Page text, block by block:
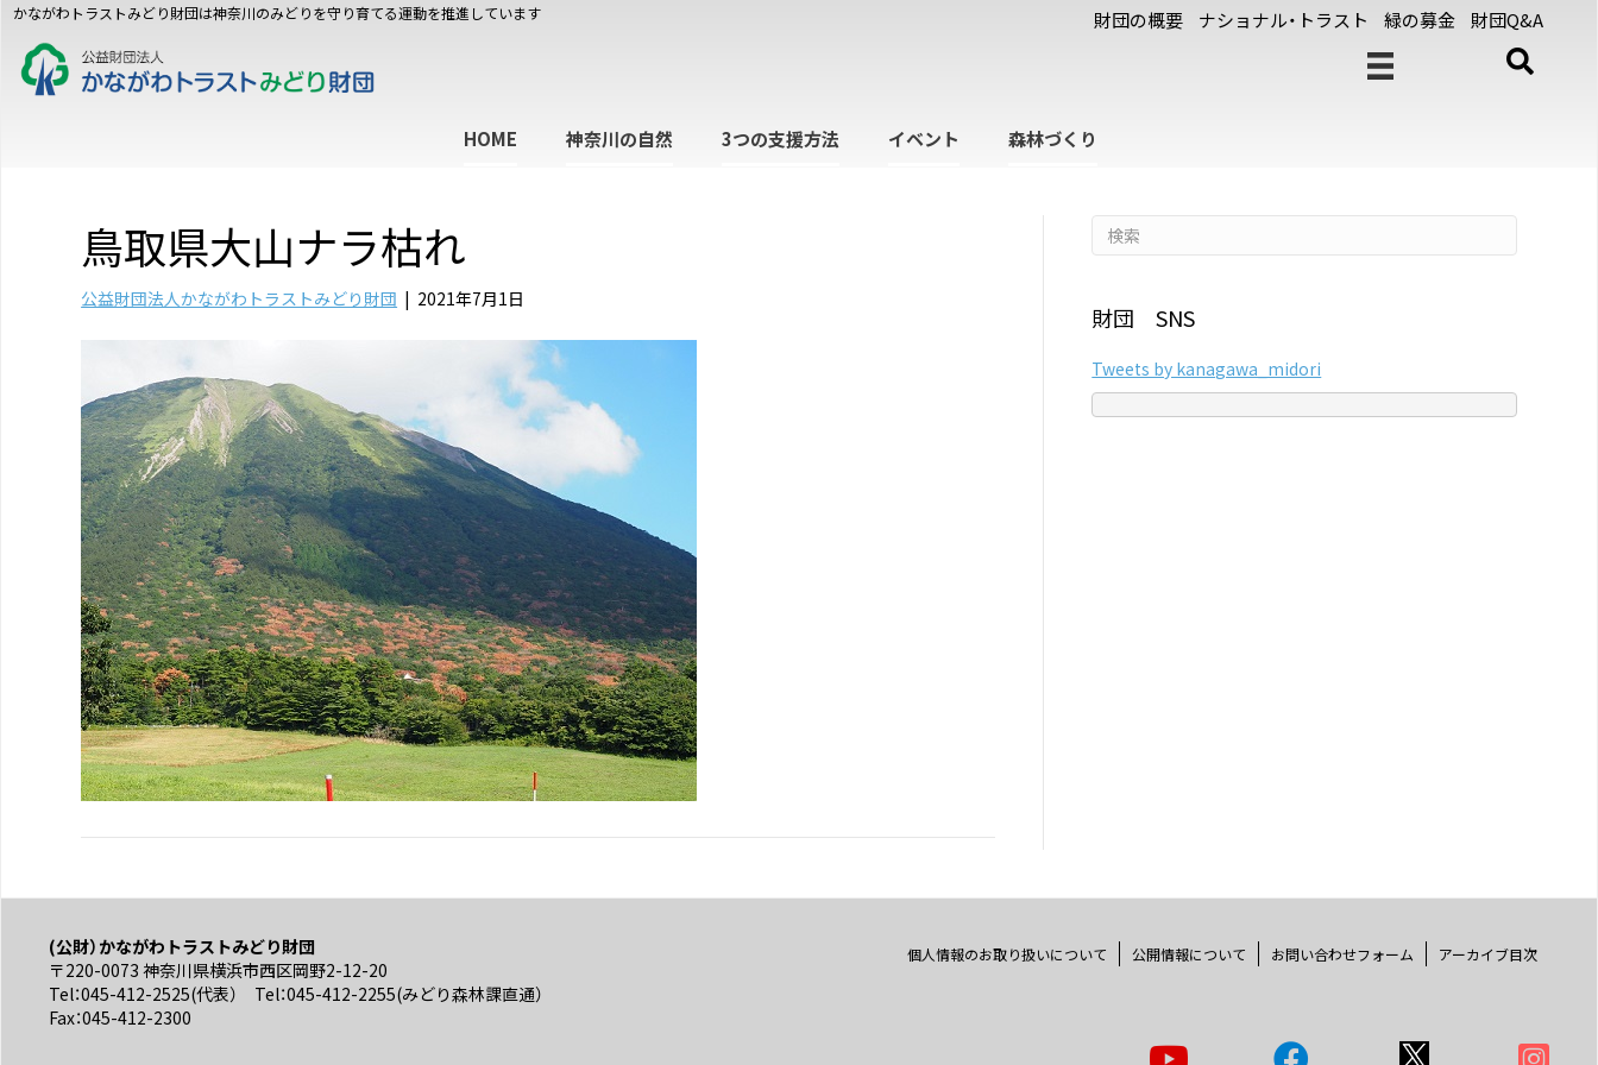
かながわトラストみどり財団は神奈川のみどりを守り育てる運動を推進しています 財団の概要 ナショナル・トラスト 緑の募金 財団Q&A
HOME 神奈川の自然 3つの支援方法 イベント 森林づくり
鳥取県大山ナラ枯れ
公益財団法人かながわトラストみどり財団 | 2021年7月1日
財団 SNS
Tweets by kanagawa_midori
(公財）かながわトラストみどり財団
〒220-0073 神奈川県横浜市西区岡野2-12-20
Tel：045-412-2525(代表） Tel：045-412-2255(みどり森林課直通）
Fax：045-412-2300
個人情報のお取り扱いについて 公開情報について お問い合わせフォーム アーカイブ目次